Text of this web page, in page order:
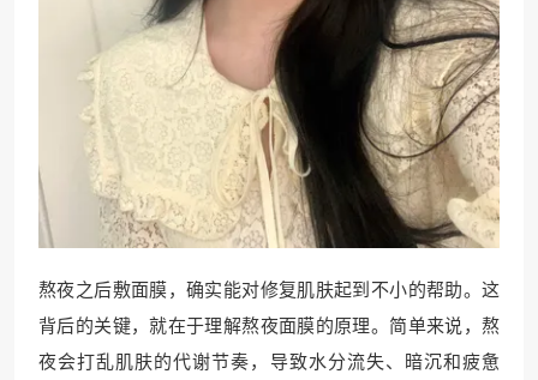
熬夜之后敷面膜，确实能对修复肌肤起到不小的帮助。这
背后的关键，就在于理解熬夜面膜的原理。简单来说，熬
夜会打乱肌肤的代谢节奏，导致水分流失、暗沉和疲惫